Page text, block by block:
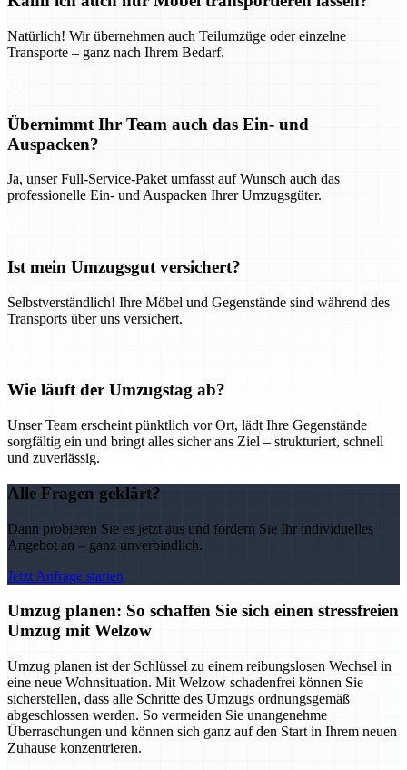
Natürlich! Wir übernehmen auch Teilumzüge oder einzelne
Transporte – ganz nach Ihrem Bedarf.
Übernimmt Ihr Team auch das Ein- und
Auspacken?
Ja, unser Full-Service-Paket umfasst auf Wunsch auch das
professionelle Ein- und Auspacken Ihrer Umzugsgüter.
Ist mein Umzugsgut versichert?
Selbstverständlich! Ihre Möbel und Gegenstände sind während des
Transports über uns versichert.
Wie läuft der Umzugstag ab?
Unser Team erscheint pünktlich vor Ort, lädt Ihre Gegenstände
sorgfältig ein und bringt alles sicher ans Ziel – strukturiert, schnell
und zuverlässig.
Alle Fragen geklärt?
Dann probieren Sie es jetzt aus und fordern Sie Ihr individuelles
Angebot an – ganz unverbindlich.
Jetzt Anfrage starten
Umzug planen: So schaffen Sie sich einen stressfreien
Umzug mit Welzow
Umzug planen ist der Schlüssel zu einem reibungslosen Wechsel in
eine neue Wohnsituation. Mit Welzow schadenfrei können Sie
sicherstellen, dass alle Schritte des Umzugs ordnungsgemäß
abgeschlossen werden. So vermeiden Sie unangenehme
Überraschungen und können sich ganz auf den Start in Ihrem neuen
Zuhause konzentrieren.